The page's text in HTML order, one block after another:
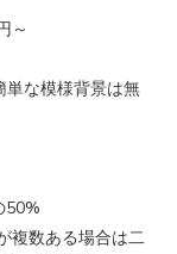
～
な模様背景は無
複数ある場合は二